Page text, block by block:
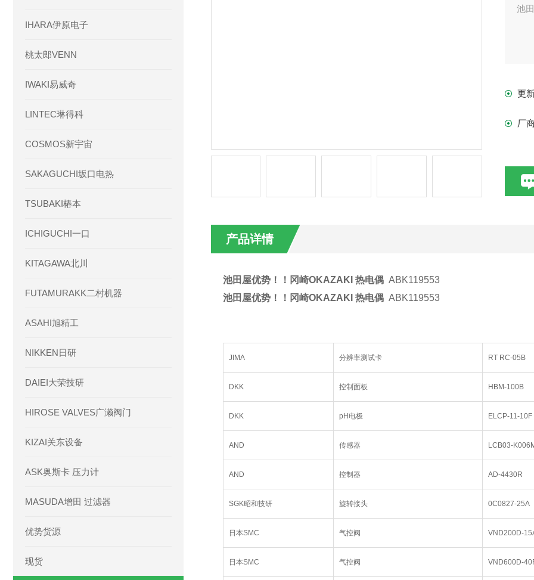
IHARA伊原电子
桃太郎VENN
IWAKI易威奇
LINTEC琳得科
COSMOS新宇宙
SAKAGUCHI坂口电热
TSUBAKI椿本
ICHIGUCHI一口
KITAGAWA北川
FUTAMURAKK二村机器
ASAHI旭精工
NIKKEN日研
DAIEI大荣技研
HIROSE VALVES广濑阀门
KIZAI关东设备
ASK奥斯卡 压力计
MASUDA增田 过滤器
优势货源
现货
池
更
厂
产品详情
池田屋优势！！冈崎OKAZAKI 热电偶ABK119553
池田屋优势！！冈崎OKAZAKI 热电偶ABK119553
JIMA 分辨率测试卡 RT RC-05B
DKK 控制面板 HBM-100B
DKK pH电极 ELCP-11-10F
AND 传感器 LCB03-
AND 控制器 AD-4430R
SGK昭和技研 旋转接头 0C0827-25A
日本SMC 气控阀 VND200D-
日本SMC 气控阀 VND600D-